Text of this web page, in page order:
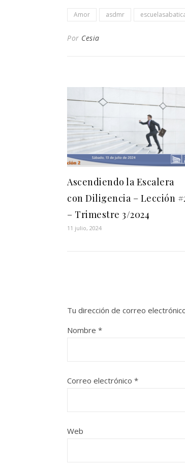
Amor asdmr
Por Cesia
Ascendiendo la Escalera
con Diligencia – Lección
– Trimestre 3/2024
11 julio, 2024
Tu dirección de correo
Nombre *
Correo electrónico *
Web